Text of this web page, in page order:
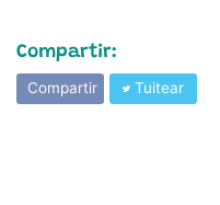
Compartir:
Compartir Tuitear